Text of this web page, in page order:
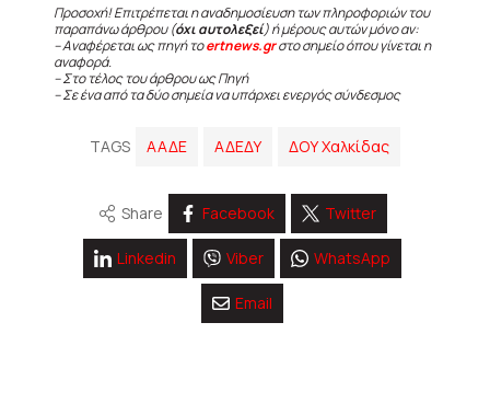
Προσοχή! Επιτρέπεται η αναδημοσίευση των πληροφοριών του
παραπάνω άρθρου (όχι αυτολεξεί) ή μέρους αυτών μόνο αν:
– Αναφέρεται ως πηγή τοertnews.grστο σημείο όπου γίνεται η
αναφορά.
– Στο τέλος του άρθρου ως Πηγή
– Σε ένα από τα δύο σημεία να υπάρχει ενεργός σύνδεσμος
TAGS ΑΑΔΕ ΑΔΕΔΥ ΔΟΥ Χαλκίδας
Share Facebook Twitter
Linkedin Viber WhatsApp
Email